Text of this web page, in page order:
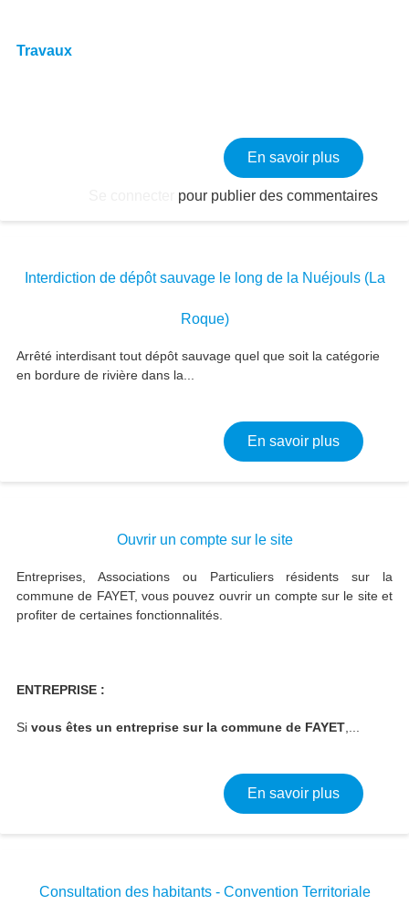
Travaux
En savoir plussur
pour publier des commentaires
Interdiction de dépôt sauvage le long de la Nuéjouls (La
Roque)
Arrêté interdisant tout dépôt sauvage quel que soit la catégorie
en bordure de rivière dans la...
En savoir plussur
Ouvrir un compte sur le site
Entreprises, Associations ou Particuliers résidents sur la
commune de FAYET, vous pouvez ouvrir un compte sur le site et
profiter de certaines fonctionnalités.
ENTREPRISE :
Si vous êtes un entreprise sur la commune de FAYET
En savoir plussur Ouvrir
Consultation des habitants - Convention Territoriale